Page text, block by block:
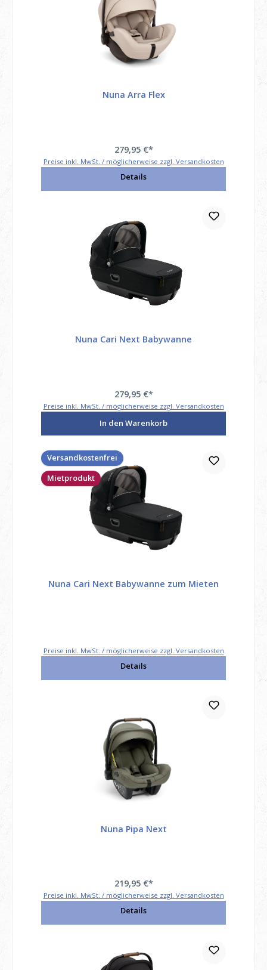
Nuna Arra Flex
279,95 €*
Preise inkl. MwSt. / möglicherweise zzgl. Versandkosten
Details
Nuna Cari Next Babywanne
279,95 €*
Preise inkl. MwSt. / möglicherweise zzgl. Versandkosten
In den Warenkorb
Versandkostenfrei
Mietprodukt
Nuna Cari Next Babywanne zum Mieten
Preise inkl. MwSt. / möglicherweise zzgl. Versandkosten
Details
Nuna Pipa Next
219,95 €*
Preise inkl. MwSt. / möglicherweise zzgl. Versandkosten
Details